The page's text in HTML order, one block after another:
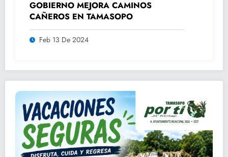
GOBIERNO MEJORA CAMINOS
CAÑEROS EN TAMASOPO
Feb 13 De 2024